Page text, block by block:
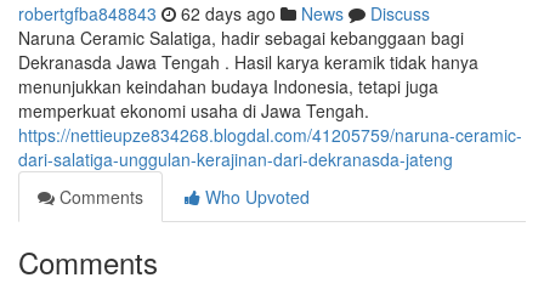
robertgfba848843 62 days ago News
Discuss
Naruna Ceramic Salatiga, hadir sebagai kebanggaan bagi
Dekranasda Jawa Tengah . Hasil karya keramik tidak hanya
menunjukkan keindahan budaya Indonesia, tetapi juga
memperkuat ekonomi usaha di Jawa Tengah.
https://nettieupze834268.blogdal.com/41205759/naruna-ceramic-
dari-salatiga-unggulan-kerajinan-dari-dekranasda-jateng
Comments
Who Upvoted
Comments